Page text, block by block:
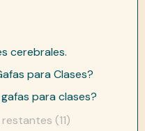
cerebrales.
para Clases?
para clases?
(11)